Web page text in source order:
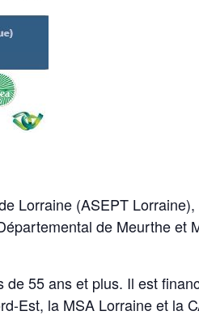
Lorraine (ASEPT
de Meurthe et
de 55 ans et plus. Il est
Est, la MSA Lorraine et la